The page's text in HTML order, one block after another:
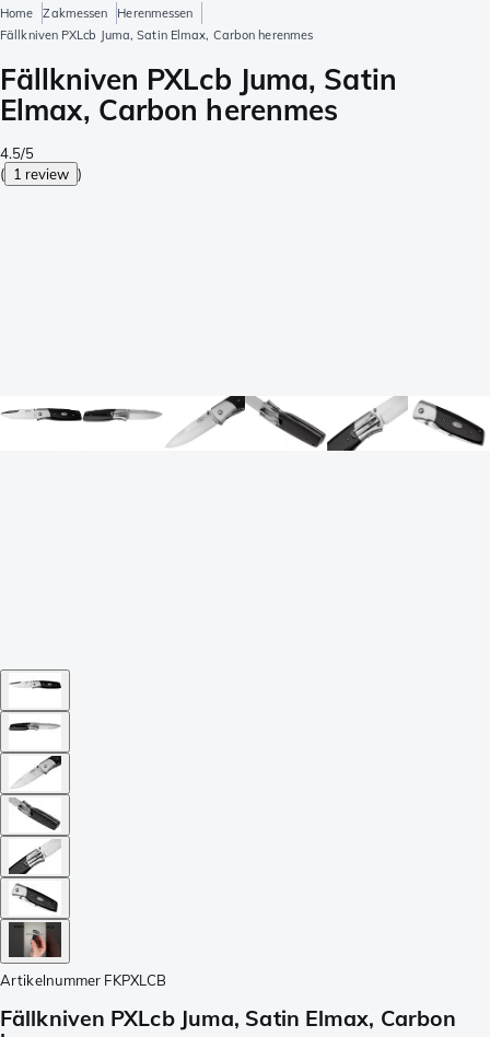
Home Zakmessen
Herenmessen
Fällkniven PXLcb Juma, Satin Elmax, Carbon herenmes
Fällkniven PXLcb Juma, Satin
Elmax, Carbon herenmes
4.5/5
( 1 review )
Artikelnummer FKPXLCB
Fällkniven PXLcb Juma, Satin Elmax, Carbon